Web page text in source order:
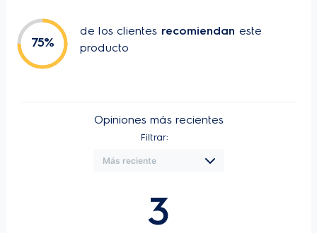
75%
de los clientes recomiendan este
producto
Opiniones más recientes
Filtrar:
3